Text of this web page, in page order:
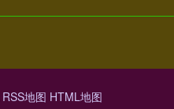
RSS地图 HTML地图